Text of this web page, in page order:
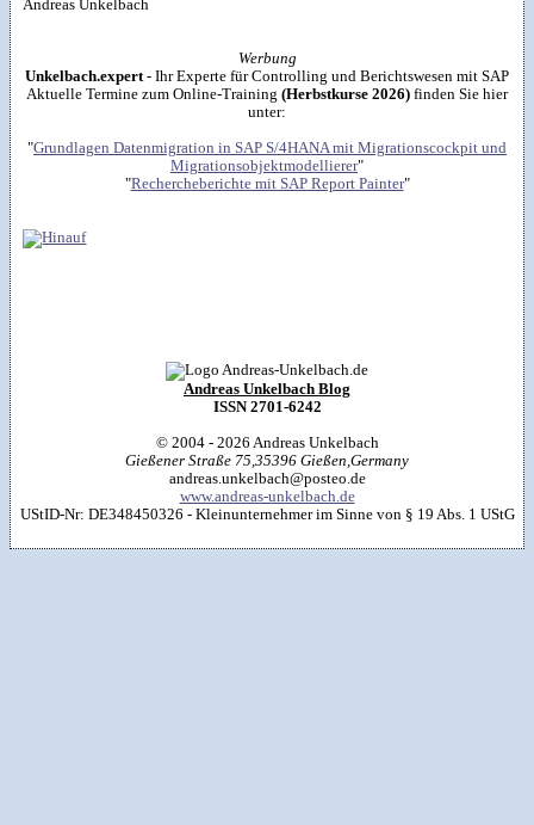
Andreas Unkelbach
Werbung
Unkelbach.expert- Ihr Experte für Controlling und Berichtswesen mit SAP
Aktuelle Termine zum Online-Training (Herbstkurse 2026) finden Sie hier
unter:
"Grundlagen Datenmigration in SAP S/4HANA mit Migrationscockpit und
Migrationsobjektmodellierer"
"Rechercheberichte mit SAP Report Painter"
Andreas Unkelbach Blog
ISSN 2701-6242
© 2004 - 2026 Andreas Unkelbach
Gießener Straße 75,35396 Gießen,Germany
andreas.unkelbach@posteo.de
www.andreas-unkelbach.de
UStID-Nr: DE348450326 - Kleinunternehmer im Sinne von § 19 Abs. 1 UStG